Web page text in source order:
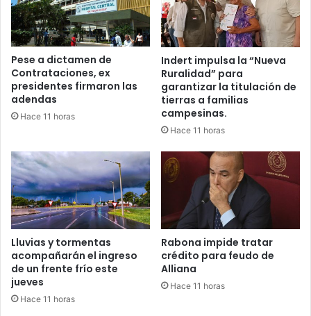
Pese a dictamen de
Contrataciones, ex
presidentes firmaron las
adendas
Hace 11 horas
Indert impulsa la “Nueva
Ruralidad” para
garantizar la titulación de
tierras a familias
campesinas.
Hace 11 horas
Lluvias y tormentas
acompañarán el ingreso
de un frente frío este
jueves
Hace 11 horas
Rabona impide tratar
crédito para feudo de
Alliana
Hace 11 horas